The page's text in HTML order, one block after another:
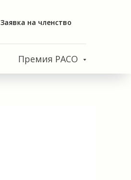
Заявка на членство
Премия РАСО